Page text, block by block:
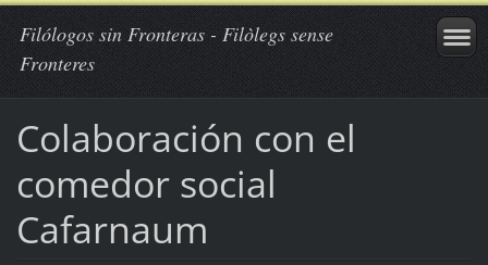
Filólogos sin Fronteras - Filòlegs sense
Fronteres
Colaboración con el
comedor social
Cafarnaum